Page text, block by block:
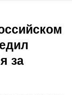
за